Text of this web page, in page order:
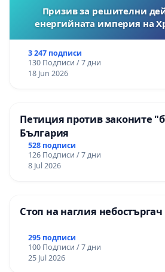
Призив за решителни
енергийната империя на
3 247 подписи
130 Подписи / 7 дни
18 Jun 2026
Петиция против законите
България
528 подписи
126 Подписи / 7 дни
8 Jul 2026
Стоп на наглия
295 подписи
100 Подписи / 7 дни
25 Jul 2026